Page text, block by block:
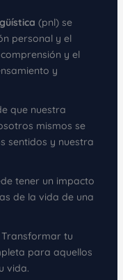
(pnl) se
personal y el
y el
y
que nuestra
mismos se
sentidos y nuestra
tener un impacto
de la vida de una
Transformar tu
para aquellos
vida.